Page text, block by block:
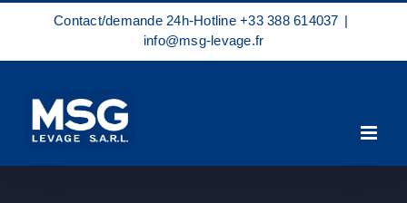
springen
Contact/demande 24h-Hotline+33 388 614037 |
info@msg-levage.fr